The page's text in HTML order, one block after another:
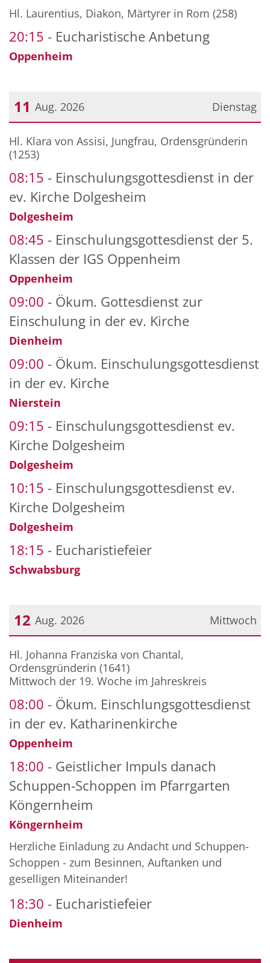
Datum: 10. August 2026
Hl. Laurentius, Diakon, Märtyrer in Rom (258)
20:15 Eucharistische Anbetung
Oppenheim
Dienstag
11 Aug. 2026
Datum: 11. August 2026
Hl. Klara von Assisi, Jungfrau, Ordensgründerin
(1253)
08:15
Einschulungsgottesdienst in der
ev. Kirche Dolgesheim
Dolgesheim
08:45
Einschulungsgottesdienst der 5.
Klassen der IGS Oppenheim
Oppenheim
09:00
Ökum. Gottesdienst zur
Einschulung in der ev. Kirche
Dienheim
09:00
Ökum. Einschulungsgottesdienst
in der ev. Kirche
Nierstein
09:15
Einschulungsgottesdienst ev.
Kirche Dolgesheim
Dolgesheim
10:15
Einschulungsgottesdienst ev.
Kirche Dolgesheim
Dolgesheim
18:15 Eucharistiefeier
Schwabsburg
Mittwoch
12 Aug. 2026
Datum: 12. August 2026
Hl. Johanna Franziska von Chantal,
Ordensgründerin (1641)
Mittwoch der 19. Woche im Jahreskreis
08:00
Ökum. Einschlungsgottesdienst
in der ev. Katharinenkirche
Oppenheim
18:00
Geistlicher Impuls danach
Schuppen-Schoppen im Pfarrgarten
Köngernheim
Köngernheim
Herzliche Einladung zu Andacht und Schuppen-
Schoppen - zum Besinnen, Auftanken und
geselligen Miteinander!
18:30 Eucharistiefeier
Dienheim